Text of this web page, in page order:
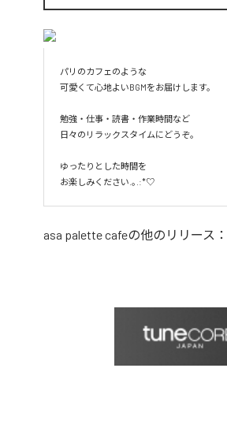
パリのカフェのような
可愛くて心地よいBGMをお届けします。
勉強・仕事・読書・作業時間など
日々のリラックスタイムにどうぞ。
ゆったりとした時間を
お楽しみください.｡.:*♡
asa palette cafeの他のリリース：